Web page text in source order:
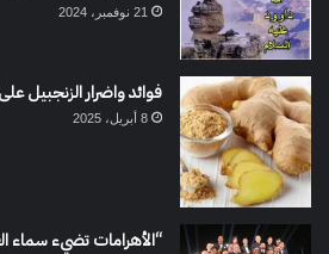
21 نوفمبر، 2024
فوائد واضرار الزنجبيل
8 أبريل، 2025
“الأهرامات تضيء سماء